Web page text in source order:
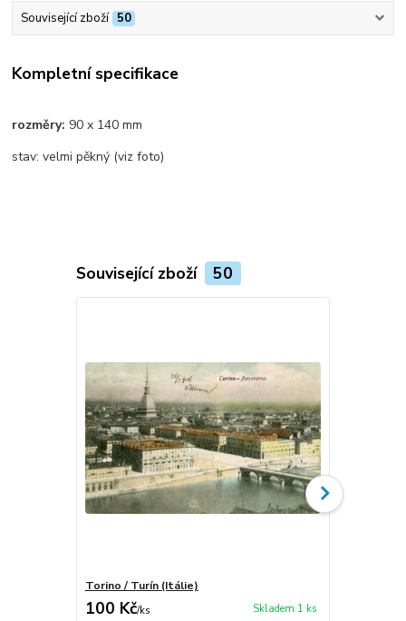
Související zboží 50
Kompletní specifikace
rozměry: 90 x 140 mm
stav: velmi pěkný (viz foto)
Související zboží 50
Torino / Turín (Itálie)
100 Kč/ks Skladem 1 ks